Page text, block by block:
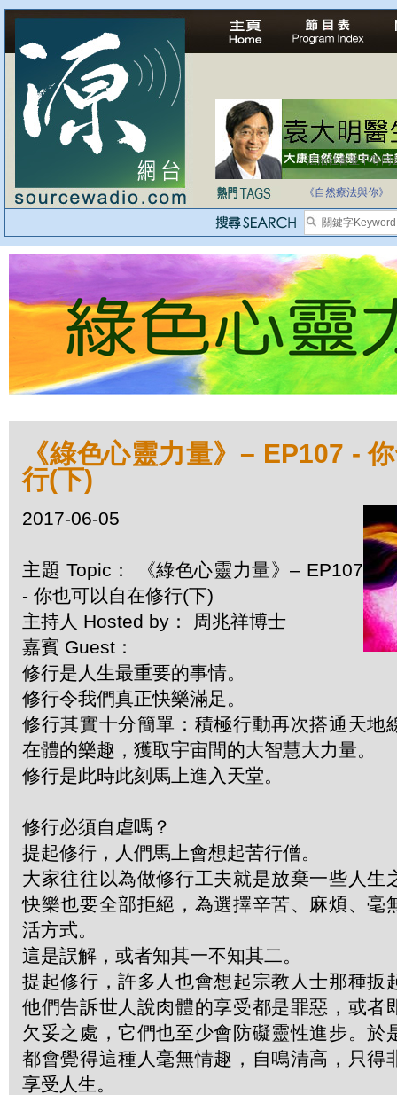
法治社會並不等同
自家教育合法化-
《自然療法與你》
《綠色心靈力量》– EP107 -
行(下)
2017-06-05
主題 Topic： 《綠色心靈力量》– EP107
- 你也可以自在修行(下)
主持人 Hosted by： 周兆祥博士
嘉賓 Guest：
修行是人生最重要的事情。
修行令我們真正快樂滿足。
修行其實十分簡單：積極行動再次搭通天地
在體的樂趣，獲取宇宙間的大智慧大力量。
修行是此時此刻馬上進入天堂。
修行必須自虐嗎？
提起修行，人們馬上會想起苦行僧。
大家往往以為做修行工夫就是放棄一些人生
快樂也要全部拒絕，為選擇辛苦、麻煩、毫
活方式。
這是誤解，或者知其一不知其二。
提起修行，許多人也會想起宗教人士那種扳
他們告訴世人說肉體的享受都是罪惡，或者
欠妥之處，它們也至少會防礙靈性進步。於
都會覺得這種人毫無情趣，自鳴清高，只得
享受人生。